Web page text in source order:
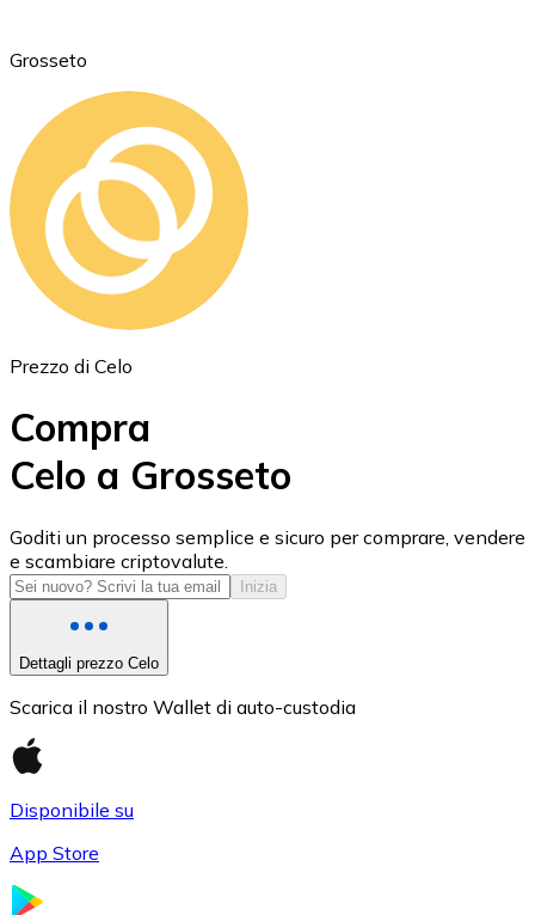
Ethereum
ETH
USD Coin
USDC
Grosseto
Prezzo di Celo
Compra
Celo a Grosseto
Goditi un processo semplice e sicuro per comprare, vendere
e scambiare criptovalute.
Inizia
Dettagli prezzo Celo
Scarica il nostro Wallet di auto-custodia
Disponibile su
App Store